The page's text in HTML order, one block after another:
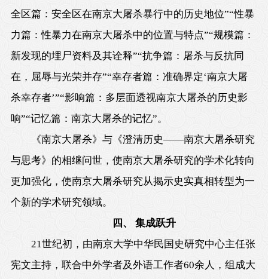
全区篇：安全区在南京大屠杀暴行中的历史地位”“性暴
力篇：性暴力在南京大屠杀中的位置与特点”“规模篇：
新发现的埋尸资料及其诠释”“抗争篇：屠杀与反抗同
在，屈辱与光荣并存”“幸存者篇：准确界定‘南京大屠
杀幸存者’”“影响篇：多层面透视南京大屠杀的历史影
响”“记忆篇：南京大屠杀的记忆”。
《南京大屠杀》与《澄清历史——南京大屠杀研究
与思考》的相继问世，使南京大屠杀研究的学术化转向
更加强化，使南京大屠杀研究从揭示史实真相转型为一
个新的学术研究领域。
四、 集成跃升
21世纪初，由南京大学中华民国史研究中心主任张
宪文主持，联合中外学者及外语工作者60余人，组成大